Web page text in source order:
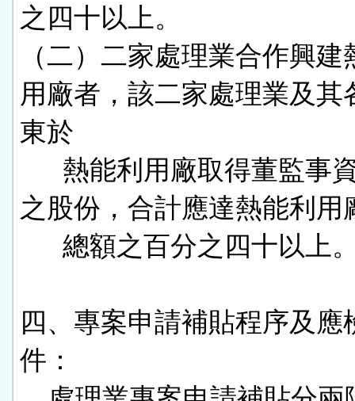
之四十以上。
（二）二家處理業合作興建
用廠者，該二家處理業及其
東於
之股份，合計應達熱能利用
四、專案申請補貼程序及應
件：